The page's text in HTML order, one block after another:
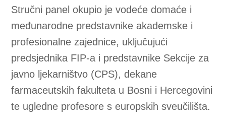
daljnjem jačanju suradnje među
farmaceutskim fakultetima u Bosni i
Hercegovini, ali i u povezivanju s globalnim
profesionalnim organizacijama poput FIP-a.
Razmjena znanja i iskustava s
međunarodnim partnerima doprinosi
podizanju standarda obrazovanja te jačanju
uloge farmaceuta kao ključnog zdravstvenog
stručnjaka u sustavu zdravstvene skrbi.